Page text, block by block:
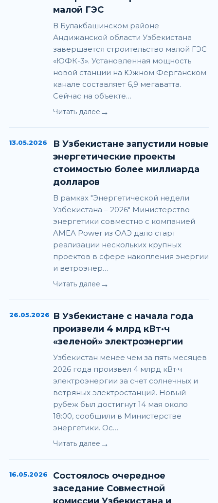
малой ГЭС
В Булакбашинском районе
Андижанской области Узбекистана
завершается строительство малой ГЭС
«ЮФК-3». Установленная мощность
новой станции на Южном Ферганском
канале составляет 6,9 мегаватта.
Сейчас на объекте…
Читать далее →
13.05.2026
В Узбекистане запустили новые
энергетические проекты
стоимостью более миллиарда
долларов
В рамках "Энергетической недели
Узбекистана – 2026" Министерство
энергетики совместно с компанией
AMEA Power из ОАЭ дало старт
реализации нескольких крупных
проектов в сфере накопления энергии
и ветроэнер…
Читать далее →
26.05.2026
В Узбекистане с начала года
произвели 4 млрд кВт·ч
«зеленой» электроэнергии
Узбекистан менее чем за пять месяцев
2026 года произвел 4 млрд кВт·ч
электроэнергии за счет солнечных и
ветряных электростанций. Новый
рубеж был достигнут 14 мая около
18:00, сообщили в Министерстве
энергетики. Ос…
Читать далее →
16.05.2026
Состоялось очередное
заседание Совместной